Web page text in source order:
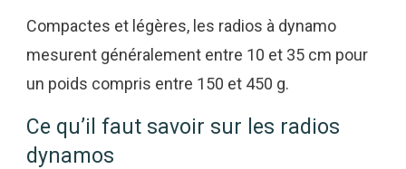
Compactes et légères, les radios à dynamo
mesurent généralement entre 10 et 35 cm pour
un poids compris entre 150 et 450 g.
Ce qu’il faut savoir sur les radios
dynamos